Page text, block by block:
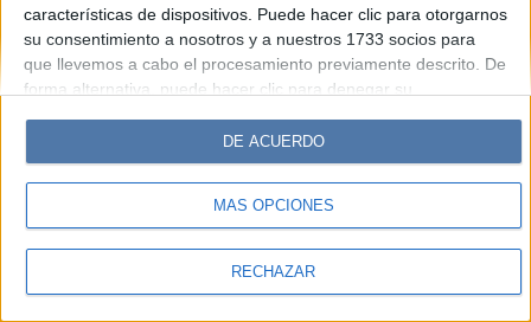
características de dispositivos. Puede hacer clic para otorgarnos
su consentimiento a nosotros y a nuestros 1733 socios para
que llevemos a cabo el procesamiento previamente descrito. De
forma alternativa, puede hacer clic para denegar su
cambiar sus preferencias antes de otorgar su consentimiento.
Tenga en cuenta que algún procesamiento de sus datos
personales puede no requerir de su consentimiento, pero usted
tiene el derecho de rechazar tal procesamiento. Sus
sus preferencias o retirar su consentimiento en cualquier
MÁS OPCIONES
RECHAZAR
DE ACUERDO